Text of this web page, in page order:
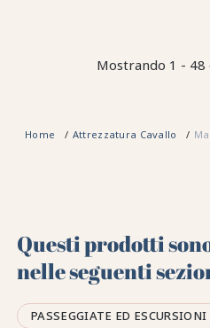
Mostrando 1 -
Home Attrezzatura Cavallo
Questi prodotti
nelle seguenti
PASSEGGIATE ED ESCURSIONI